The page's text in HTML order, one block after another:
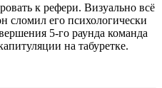
к рефери. Визуально всё
сломил его психологически
5-го раунда команда
на табуретке.